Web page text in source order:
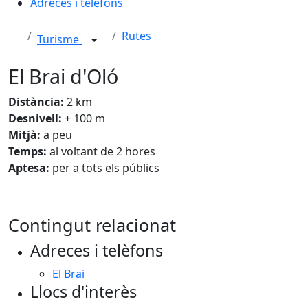
Turisme Rutes
El Brai d'Oló
Distància: 2 km
Desnivell: + 100 m
Mitjà: a peu
Temps: al voltant de 2 hores
Aptesa: per a tots els públics
Contingut relacionat
Adreces i telèfons
El Brai
Llocs d'interès